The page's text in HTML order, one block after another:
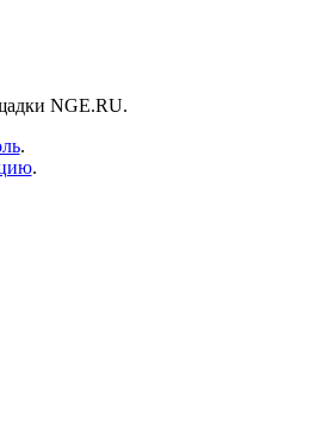
NGE.RU.
.
.